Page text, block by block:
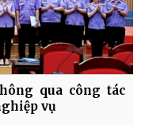
qua công tác
vụ